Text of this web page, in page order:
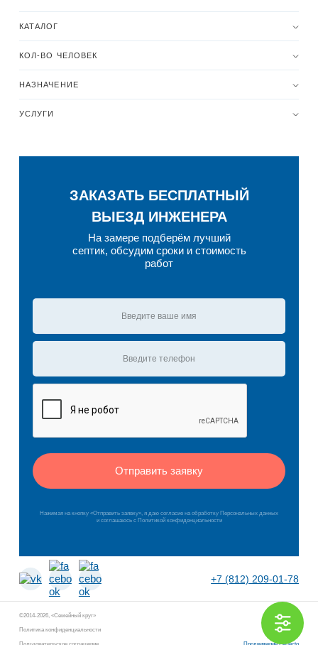
КАТАЛОГ
КОЛ-ВО ЧЕЛОВЕК
НАЗНАЧЕНИЕ
УСЛУГИ
ЗАКАЗАТЬ БЕСПЛАТНЫЙ
ВЫЕЗД ИНЖЕНЕРА
На замере подберём лучший
септик, обсудим сроки и стоимость
работ
Отправить заявку
Нажимая на кнопку «Отправить заявку», я даю согласие на обработку Персональных данных
и соглашаюсь c Политикой конфиденциальности
+7 (812) 209-01-78
©2014-2026, «Семейный круг»
Политика конфиденциальности